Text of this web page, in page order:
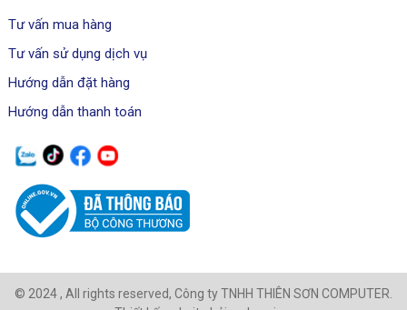
Tư vấn mua hàng
Tư vấn sử dụng dịch vụ
Hướng dẫn đặt hàng
Hướng dẫn thanh toán
© 2024 , All rights reserved, Công ty TNHH THIÊN SƠN COMPUTER.